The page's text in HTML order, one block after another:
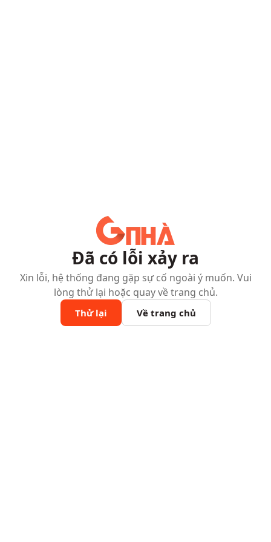
Đã có lỗi xảy ra
Xin lỗi, hệ thống đang gặp sự cố ngoài ý muốn. Vui
lòng thử lại hoặc quay về trang chủ.
Thử lại Về trang chủ